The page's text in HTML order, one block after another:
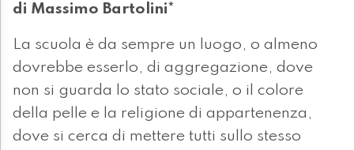
di Massimo Bartolini*
La scuola è da sempre un luogo, o almeno
dovrebbe esserlo, di aggregazione, dove
non si guarda lo stato sociale, o il colore
della pelle e la religione di appartenenza,
dove si cerca di mettere tutti sullo stesso